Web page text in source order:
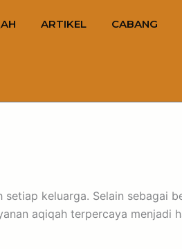
ARTIKEL CABANG
keluarga. Selain sebagai
aqiqah terpercaya menjadi